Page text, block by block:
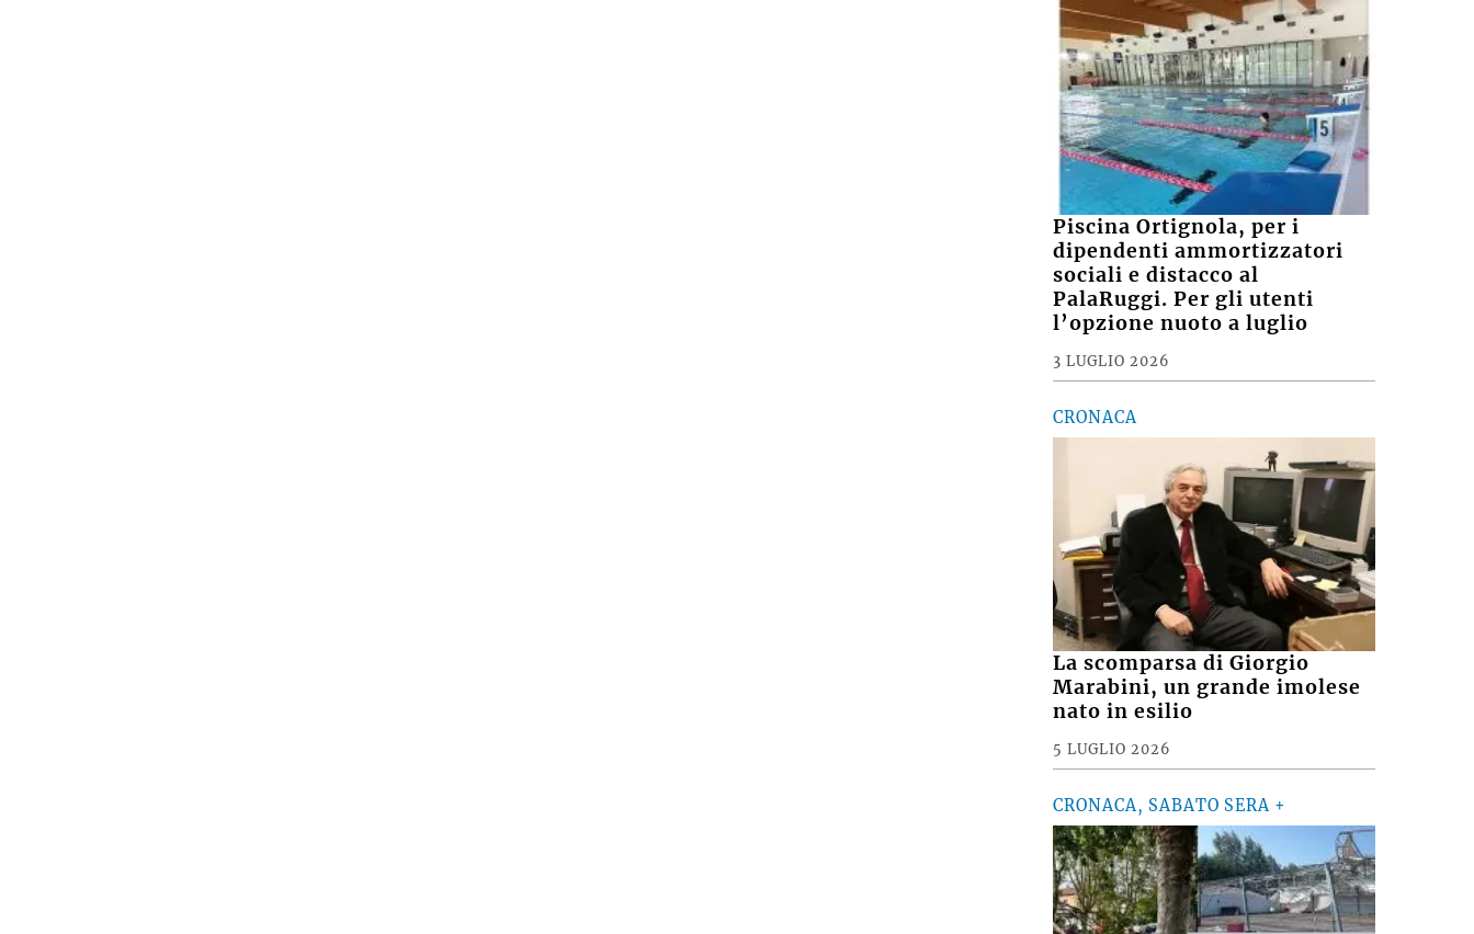
Piscina Ortignola, per i
dipendenti ammortizzatori
sociali e distacco al
PalaRuggi. Per gli utenti
l’opzione nuoto a luglio
3 LUGLIO 2026
CRONACA
La scomparsa di Giorgio
Marabini, un grande imolese
nato in esilio
5 LUGLIO 2026
CRONACA, SABATO SERA +